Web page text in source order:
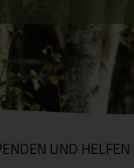
UND HELFEN